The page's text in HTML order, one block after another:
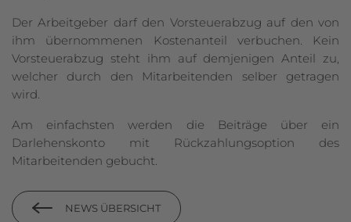
Der Arbeitgeber darf den Vorsteuerabzug auf den von
ihm übernommenen Kosten­anteil verbuchen. Kein
Vorsteuerabzug steht ihm auf demjenigen Anteil zu,
welcher durch den Mitarbeitenden selber getragen
wird.
Am einfachsten werden die Beiträge über ein
Darlehenskonto mit Rückzahlungs­option des
Mitarbeitenden gebucht.
NEWS ÜBERSICHT